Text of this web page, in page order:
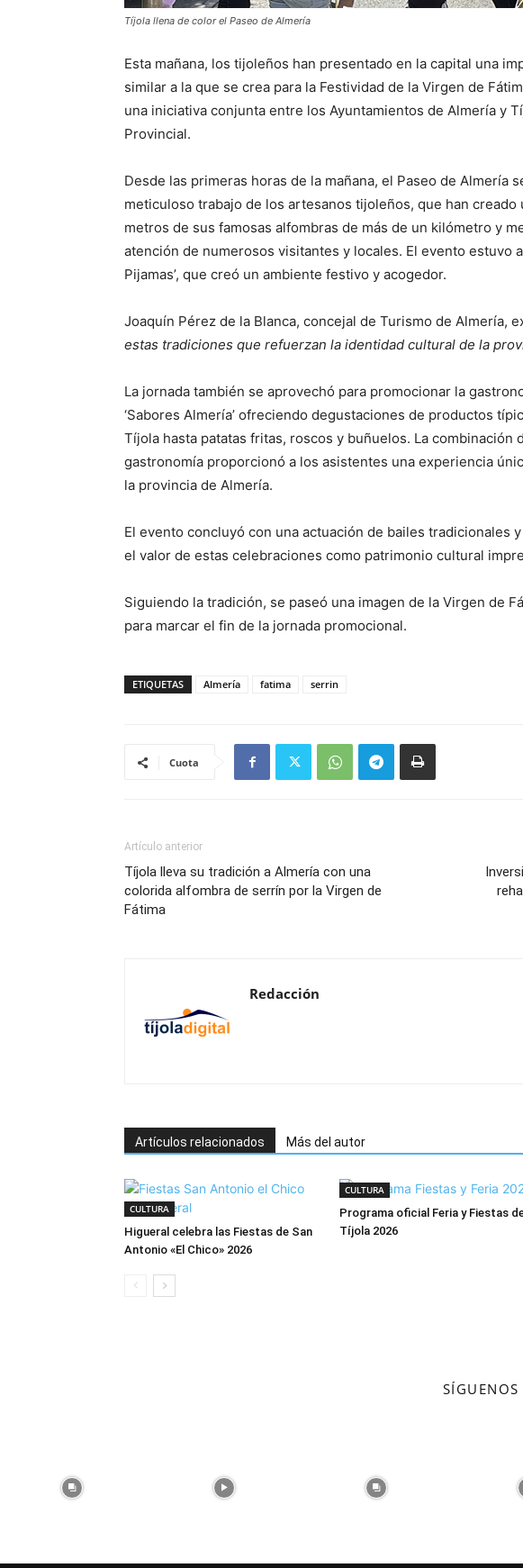
Tíjola llena de color el Paseo de Almería
Esta mañana, los tijoleños han presentado en la capital una
similar a la que se crea para la Festividad de la Virgen de
una iniciativa conjunta entre los Ayuntamientos de Almería y
Provincial.
Desde las primeras horas de la mañana, el Paseo de Almería
meticuloso trabajo de los artesanos tijoleños, que han
metros de sus famosas alfombras de más de un kilómetro y
atención de numerosos visitantes y locales. El evento estuvo
Pijamas’, que creó un ambiente festivo y acogedor.
Joaquín Pérez de la Blanca, concejal de Turismo de Almería,
estas tradiciones que refuerzan la identidad cultural de la
La jornada también se aprovechó para promocionar la
‘Sabores Almería’ ofreciendo degustaciones de productos
Tíjola hasta patatas fritas, roscos y buñuelos. La combinación
gastronomía proporcionó a los asistentes una experiencia
la provincia de Almería.
El evento concluyó con una actuación de bailes tradicionales
el valor de estas celebraciones como patrimonio cultural
Siguiendo la tradición, se paseó una imagen de la Virgen de
para marcar el fin de la jornada promocional.
ETIQUETAS Almería fatima serrin
Cuota
Artículo anterior
Tíjola lleva su tradición a Almería con una
colorida alfombra de serrín por la Virgen de
Fátima
Redacción
Artículos relacionados Más del autor
CULTURA
Higueral celebra las Fiestas de San
Antonio «El Chico» 2026
CULTURA
Programa oficial Feria y Fiestas
Tíjola 2026